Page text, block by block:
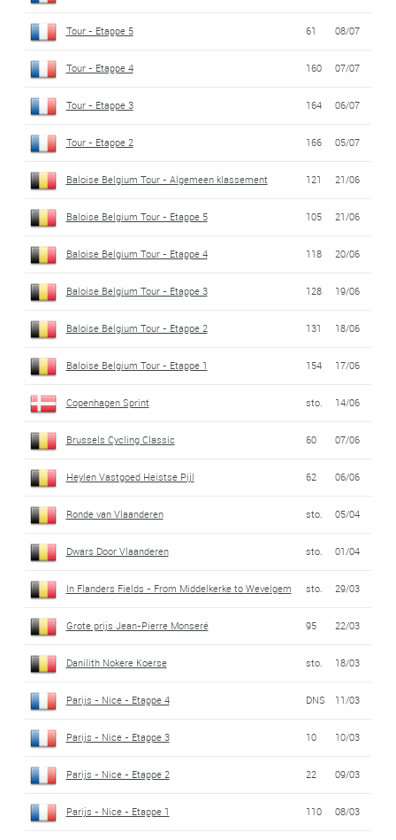
Tour - Etappe 5 61 08/07
Tour - Etappe 4 160 07/07
Tour - Etappe 3 164 06/07
Tour - Etappe 2 166 05/07
Baloise Belgium Tour - Algemeen klassement 121 21/06
Baloise Belgium Tour - Etappe 5 105 21/06
Baloise Belgium Tour - Etappe 4 118 20/06
Baloise Belgium Tour - Etappe 3 128 19/06
Baloise Belgium Tour - Etappe 2 131 18/06
Baloise Belgium Tour - Etappe 1 154 17/06
Copenhagen Sprint sto. 14/06
Brussels Cycling Classic 60 07/06
Heylen Vastgoed Heistse Pijl 62 06/06
Ronde van Vlaanderen sto. 05/04
Dwars Door Vlaanderen sto. 01/04
In Flanders Fields - From Middelkerke to Wevelgem sto. 29/03
Grote prijs Jean-Pierre Monseré 95 22/03
Danilith Nokere Koerse sto. 18/03
Parijs - Nice - Etappe 4 DNS 11/03
Parijs - Nice - Etappe 3 10 10/03
Parijs - Nice - Etappe 2 22 09/03
Parijs - Nice - Etappe 1 110 08/03